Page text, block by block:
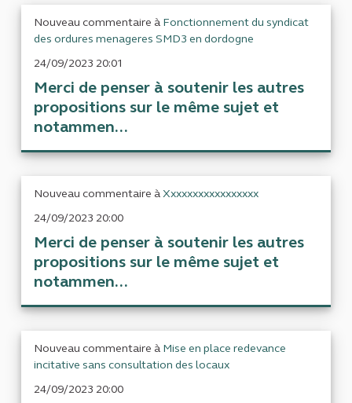
Nouveau commentaire à Fonctionnement du syndicat
des ordures menageres SMD3 en dordogne
24/09/2023 20:01
Merci de penser à soutenir les autres
propositions sur le même sujet et
notammen...
Nouveau commentaire àXxxxxxxxxxxxxxxxx
24/09/2023 20:00
Merci de penser à soutenir les autres
propositions sur le même sujet et
notammen...
Nouveau commentaire à Mise en place redevance
incitative sans consultation des locaux
24/09/2023 20:00